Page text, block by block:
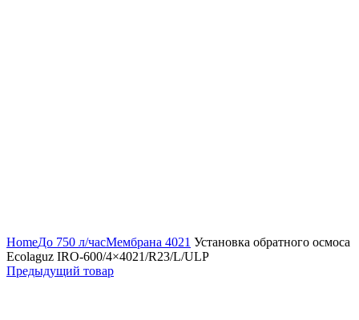
HomeДо 750 л/часМембрана 4021 Установка обратного осмоса
Ecolaguz IRO-600/4×4021/R23/L/ULP
Предыдущий товар